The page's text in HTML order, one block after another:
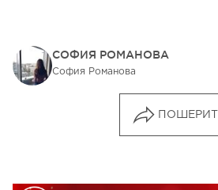
СОФИЯ РОМАНОВА
София Романова